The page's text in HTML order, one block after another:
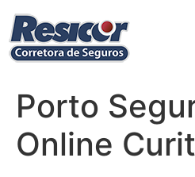
para
conteúdo
Porto
Online